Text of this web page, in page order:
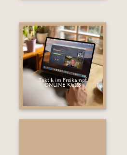
Taktik im Freikampf
ONLINE-KURS